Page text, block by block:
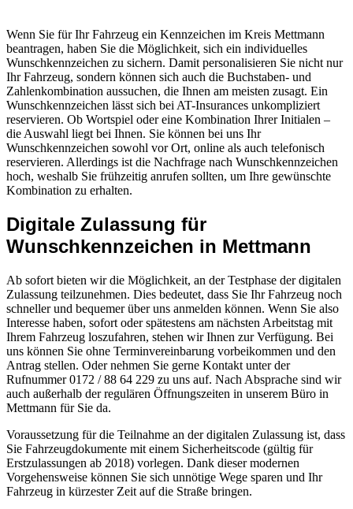
Wenn Sie für Ihr Fahrzeug ein Kennzeichen im Kreis Mettmann
beantragen, haben Sie die Möglichkeit, sich ein individuelles
Wunschkennzeichen zu sichern. Damit personalisieren Sie nicht nur
Ihr Fahrzeug, sondern können sich auch die Buchstaben- und
Zahlenkombination aussuchen, die Ihnen am meisten zusagt. Ein
Wunschkennzeichen lässt sich bei AT-Insurances unkompliziert
reservieren. Ob Wortspiel oder eine Kombination Ihrer Initialen –
die Auswahl liegt bei Ihnen. Sie können bei uns Ihr
Wunschkennzeichen sowohl vor Ort, online als auch telefonisch
reservieren. Allerdings ist die Nachfrage nach Wunschkennzeichen
hoch, weshalb Sie frühzeitig anrufen sollten, um Ihre gewünschte
Kombination zu erhalten.
Digitale Zulassung für
Wunschkennzeichen in Mettmann
Ab sofort bieten wir die Möglichkeit, an der Testphase der digitalen
Zulassung teilzunehmen. Dies bedeutet, dass Sie Ihr Fahrzeug noch
schneller und bequemer über uns anmelden können. Wenn Sie also
Interesse haben, sofort oder spätestens am nächsten Arbeitstag mit
Ihrem Fahrzeug loszufahren, stehen wir Ihnen zur Verfügung. Bei
uns können Sie ohne Terminvereinbarung vorbeikommen und den
Antrag stellen. Oder nehmen Sie gerne Kontakt unter der
Rufnummer 0172 / 88 64 229 zu uns auf. Nach Absprache sind wir
auch außerhalb der regulären Öffnungszeiten in unserem Büro in
Mettmann für Sie da.
Voraussetzung für die Teilnahme an der digitalen Zulassung ist, dass
Sie Fahrzeugdokumente mit einem Sicherheitscode (gültig für
Erstzulassungen ab 2018) vorlegen. Dank dieser modernen
Vorgehensweise können Sie sich unnötige Wege sparen und Ihr
Fahrzeug in kürzester Zeit auf die Straße bringen.